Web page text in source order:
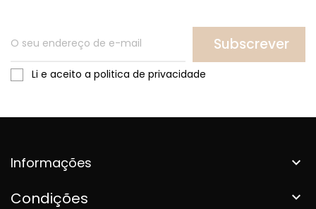
Subscrever
Li e aceito a politica de privacidade
Informações 
Condições 